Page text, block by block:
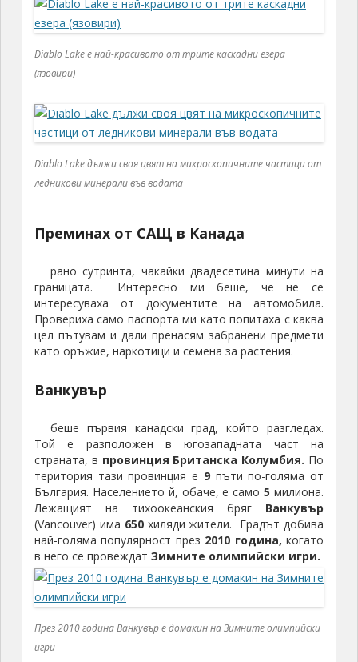
Diablo Lake е най-красивото от трите каскадни езера
(язовири)
Diablo Lake дължи своя цвят на микроскопичните частици от
ледникови минерали във водата
Преминах от САЩ в Канада
рано сутринта, чакайки двадесетина минути на
границата. Интересно ми беше, че не се
интересуваха от документите на автомобила.
Провериха само паспорта ми като попитаха с каква
цел пътувам и дали пренасям забранени предмети
като оръжие, наркотици и семена за растения.
Ванкувър
беше първия канадски град, който разгледах.
Той е разположен в югозападната част на
страната, в провинция Британска Колумбия. По
територия тази провинция е 9пъти по-голяма от
България. Населението й, обаче, е само 5 милиона.
Лежащият на тихоокеанския бряг Ванкувър
(Vancouver) има 650хиляди жители. Градът добива
най-голяма популярност през 2010 година, когато
в него се провеждат Зимните олимпийски игри.
През 2010 година Ванкувър е домакин на Зимните олимпийски
игри